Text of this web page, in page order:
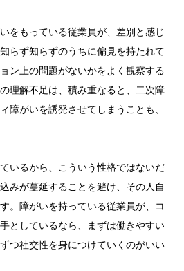
をもっている従業員が、差別と感じ
らず知らずのうちに偏見を持たれて
ン上の問題がないかをよく観察する
理解不足は、積み重なると、二次障
障がいを誘発させてしまうことも、
いるから、こういう性格ではないだ
みが蔓延することを避け、その人自
。障がいを持っている従業員が、コ
としているなら、まずは働きやすい
つ社交性を身につけていくのがいい